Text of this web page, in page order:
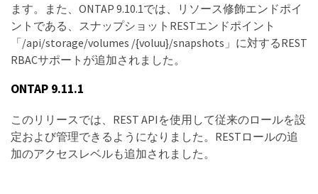
ます。また、ONTAP 9.10.1では、リソース修飾エンドポイ
ントである、スナップショットRESTエンドポイント
「/api/storage/volumes /{voluu}/snapshots」に対するREST
RBACサポートが追加されました。
ONTAP 9.11.1
このリリースでは、REST APIを使用して従来のロールを設
定および管理できるようになりました。RESTロールの追
加のアクセスレベルも追加されました。